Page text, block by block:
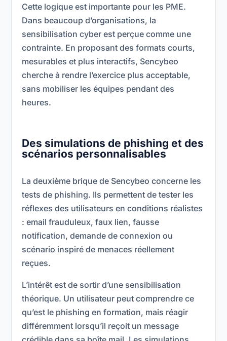
Cette logique est importante pour les PME.
Dans beaucoup d’organisations, la
sensibilisation cyber est perçue comme une
contrainte. En proposant des formats courts,
mesurables et plus interactifs, Sencybeo
cherche à rendre l’exercice plus acceptable,
sans mobiliser les équipes pendant des
heures.
Des simulations de phishing et des
scénarios personnalisables
La deuxième brique de Sencybeo concerne les
tests de phishing. Ils permettent de tester les
réflexes des utilisateurs en conditions réalistes
: email frauduleux, faux lien, fausse
notification, demande de connexion ou
scénario inspiré de menaces réellement
reçues.
L’intérêt est de sortir d’une sensibilisation
théorique. Un utilisateur peut comprendre ce
qu’est le phishing en formation, mais réagir
différemment lorsqu’il reçoit un message